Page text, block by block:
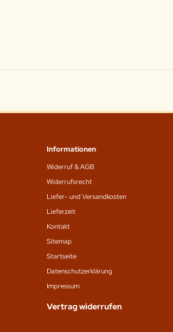
Informationen
Widerruf & AGB
Widerrufsrecht
Liefer- und Versandkosten
Lieferzeit
Kontakt
Sitemap
Startseite
Datenschutz­erklärung
Impressum
Vertrag widerrufen